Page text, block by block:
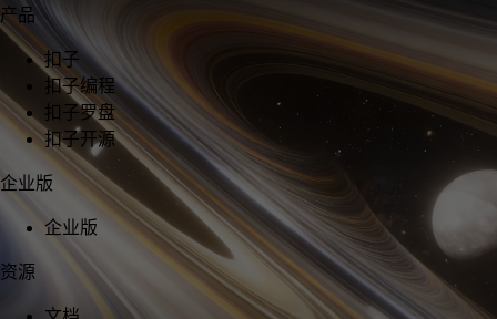
产品
扣子
扣子编程
扣子罗盘
扣子开源
企业版
企业版
资源